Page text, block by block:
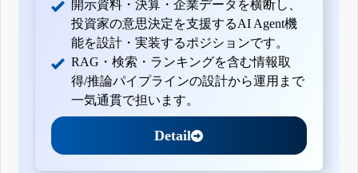
開示資料・決算・企業データを横断し、
投資家の意思決定を支援するAI Agent機
能を設計・実装するポジションです。
RAG・検索・ランキングを含む情報取
得/推論パイプラインの設計から運用まで
一気通貫で担います。
Detail